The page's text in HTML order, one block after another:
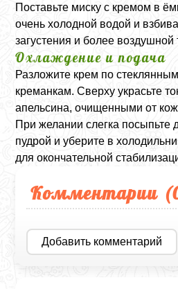
Поставьте миску с кремом в
очень холодной водой и
загустения и более воздушной
Охлаждение и подача
Разложите крем по
креманкам. Сверху украсьте
апельсина, очищенными от
При желании слегка посыпьте
пудрой и уберите в
для окончательной
Комментарии (
Добавить комментарий